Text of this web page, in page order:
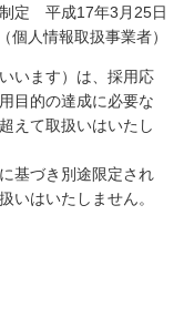
制定 平成17年3月25日
個人情報取扱事業者）
います）は、採用応
目的の達成に必要な
えて取扱いはいたし
基づき別途限定され
いはいたしません。